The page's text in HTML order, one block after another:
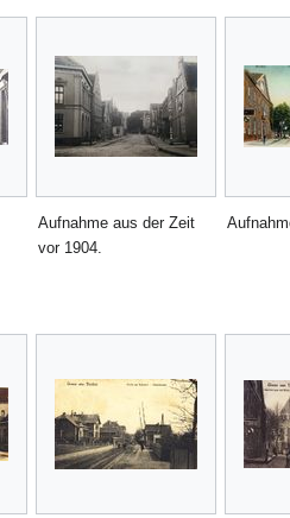
Aufnahme aus der Zeit
vor 1904.